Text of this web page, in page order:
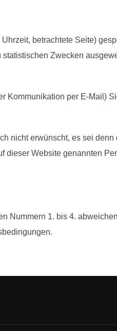
betrachtete Seite)
Zwecken
Kommunikation per E-Mail)
nicht erwünscht, es sei
dieser Website genannten
Nummern 1. bis 4.